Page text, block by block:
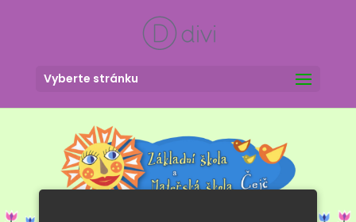
Vyberte stránku